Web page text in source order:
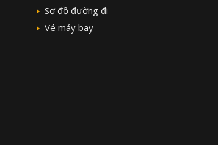
Sơ đồ đường đi
Vé máy bay